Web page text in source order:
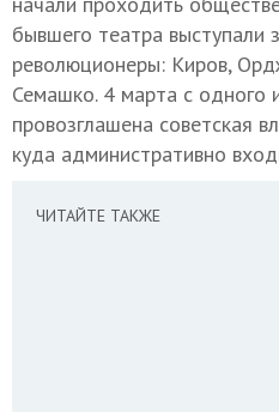
бывшего театра выступали
революционеры: Киров,
Семашко. 4 марта с одного
провозглашена советская
куда административно
ЧИТАЙТЕ ТАКЖЕ